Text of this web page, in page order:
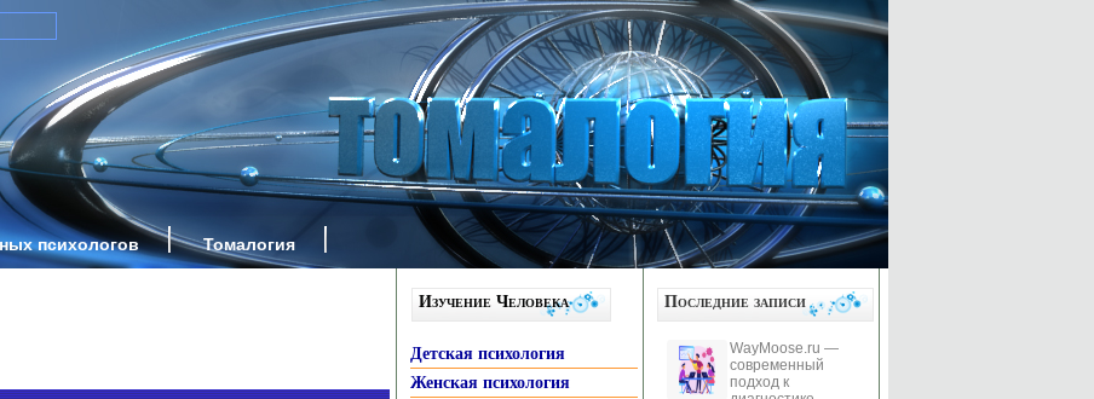
психологов Томалогия
Изучение Человека
Детская психология
Женская психология
Последние записи
WayMoose.ru —
современный
подход к